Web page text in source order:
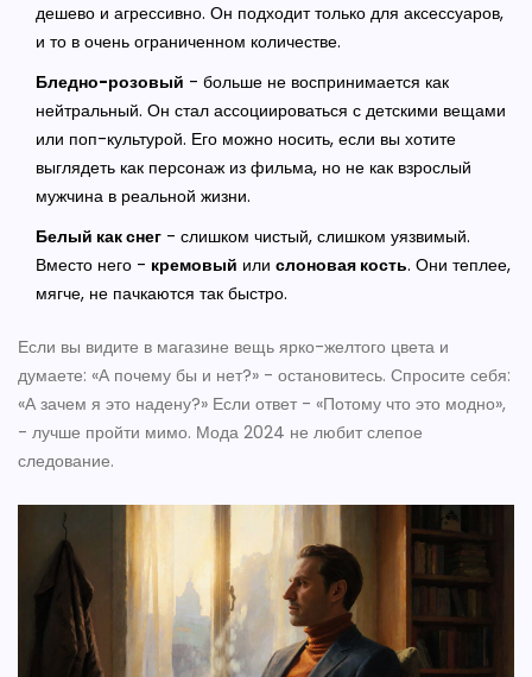
дешево и агрессивно. Он подходит только для аксессуаров,
и то в очень ограниченном количестве.
Бледно-розовый - больше не воспринимается как
нейтральный. Он стал ассоциироваться с детскими вещами
или поп-культурой. Его можно носить, если вы хотите
выглядеть как персонаж из фильма, но не как взрослый
мужчина в реальной жизни.
Белый как снег - слишком чистый, слишком уязвимый.
Вместо него - кремовый или слоновая кость. Они теплее,
мягче, не пачкаются так быстро.
Если вы видите в магазине вещь ярко-желтого цвета и
думаете: «А почему бы и нет?» - остановитесь. Спросите себя:
«А зачем я это надену?» Если ответ - «Потому что это модно»,
- лучше пройти мимо. Мода 2024 не любит слепое
следование.